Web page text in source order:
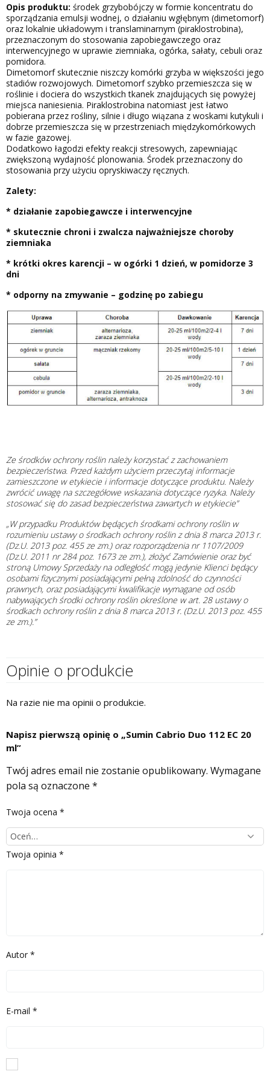
Opis produktu: środek grzybobójczy w formie koncentratu do
sporządzania emulsji wodnej, o działaniu wgłębnym (dimetomorf)
oraz lokalnie układowym i translaminarnym (piraklostrobina),
przeznaczonym do stosowania zapobiegawczego oraz
interwencyjnego w uprawie ziemniaka, ogórka, sałaty, cebuli oraz
pomidora.
Dimetomorf skutecznie niszczy komórki grzyba w większości jego
stadiów rozwojowych. Dimetomorf szybko przemieszcza się w
roślinie i dociera do wszystkich tkanek znajdujących się powyżej
miejsca naniesienia. Piraklostrobina natomiast jest łatwo
pobierana przez rośliny, silnie i długo wiązana z woskami kutykuli i
dobrze przemieszcza się w przestrzeniach międzykomórkowych
w fazie gazowej.
Dodatkowo łagodzi efekty reakcji stresowych, zapewniając
zwiększoną wydajność plonowania. Środek przeznaczony do
stosowania przy użyciu opryskiwaczy ręcznych.
Zalety:
* działanie zapobiegawcze i interwencyjne
* skutecznie chroni i zwalcza najważniejsze choroby
ziemniaka
* krótki okres karencji – w ogórki 1 dzień, w pomidorze 3
dni
* odporny na zmywanie – godzinę po zabiegu
Ze środków ochrony roślin należy korzystać z zachowaniem
bezpieczeństwa. Przed każdym użyciem przeczytaj informacje
zamieszczone w etykiecie i informacje dotyczące produktu. Należy
zwrócić uwagę na szczegółowe wskazania dotyczące ryzyka. Należy
stosować się do zasad bezpieczeństwa zawartych w etykiecie”
„W przypadku Produktów będących środkami ochrony roślin w
rozumieniu ustawy o środkach ochrony roślin z dnia 8 marca 2013 r.
(Dz.U. 2013 poz. 455 ze zm.) oraz rozporządzenia nr 1107/2009
(Dz.U. 2011 nr 284 poz. 1673 ze zm.), złożyć Zamówienie oraz być
stroną Umowy Sprzedaży na odległość mogą jedynie Klienci będący
osobami fizycznymi posiadającymi pełną zdolność do czynności
prawnych, oraz posiadającymi kwalifikacje wymagane od osób
nabywających środki ochrony roślin określone w art. 28 ustawy o
środkach ochrony roślin z dnia 8 marca 2013 r. (Dz.U. 2013 poz. 455
ze zm.).”
Opinie o produkcie
Na razie nie ma opinii o produkcie.
Napisz pierwszą opinię o „Sumin Cabrio Duo 112 EC 20
ml”
Twój adres email nie zostanie opublikowany. Wymagane
pola są oznaczone *
Twoja ocena *
Twoja opinia *
Autor *
E-mail *